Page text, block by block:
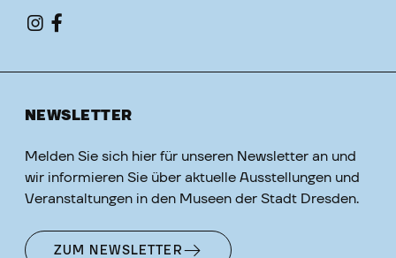
NEWSLETTER
Melden Sie sich hier für unseren Newsletter an und
wir informieren Sie über aktuelle Ausstellungen und
Veranstaltungen in den Museen der Stadt Dresden.
ZUM NEWSLETTER